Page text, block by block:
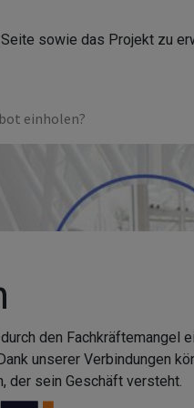
sowie das Projekt zu
einholen?
den Fachkräftemangel
unserer Verbindungen
der sein Geschäft versteht.